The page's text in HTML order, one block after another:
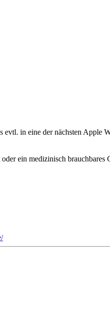
in eine der nächsten Apple
ein medizinisch brauchbares